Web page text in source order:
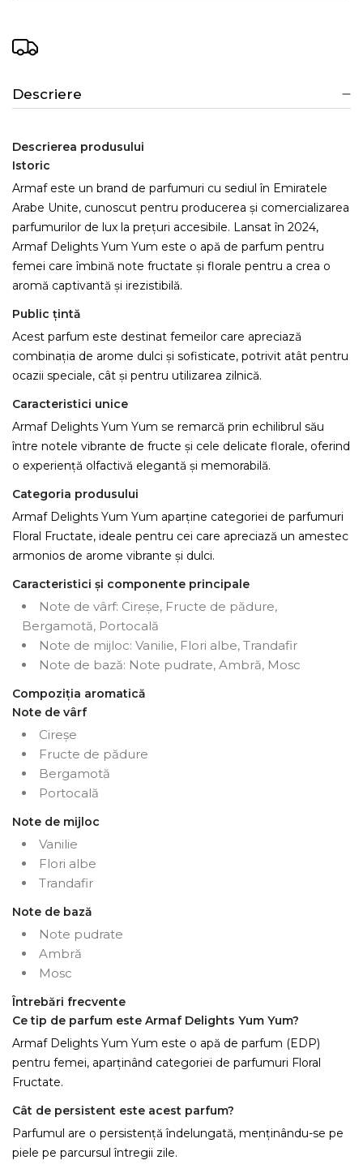
Descriere
Descrierea produsului
Istoric
Armaf este un brand de parfumuri cu sediul în Emiratele
Arabe Unite, cunoscut pentru producerea și comercializarea
parfumurilor de lux la prețuri accesibile. Lansat în 2024,
Armaf Delights Yum Yum este o apă de parfum pentru
femei care îmbină note fructate și florale pentru a crea o
aromă captivantă și irezistibilă.
Public țintă
Acest parfum este destinat femeilor care apreciază
combinația de arome dulci și sofisticate, potrivit atât pentru
ocazii speciale, cât și pentru utilizarea zilnică.
Caracteristici unice
Armaf Delights Yum Yum se remarcă prin echilibrul său
între notele vibrante de fructe și cele delicate florale, oferind
o experiență olfactivă elegantă și memorabilă.
Categoria produsului
Armaf Delights Yum Yum aparține categoriei de parfumuri
Floral Fructate, ideale pentru cei care apreciază un amestec
armonios de arome vibrante și dulci.
Caracteristici și componente principale
Note de vârf: Cireșe, Fructe de pădure,
Bergamotă, Portocală
Note de mijloc: Vanilie, Flori albe, Trandafir
Note de bază: Note pudrate, Ambră, Mosc
Compoziția aromatică
Note de vârf
Cireșe
Fructe de pădure
Bergamotă
Portocală
Note de mijloc
Vanilie
Flori albe
Trandafir
Note de bază
Note pudrate
Ambră
Mosc
Întrebări frecvente
Ce tip de parfum este Armaf Delights Yum Yum?
Armaf Delights Yum Yum este o apă de parfum (EDP)
pentru femei, aparținând categoriei de parfumuri Floral
Fructate.
Cât de persistent este acest parfum?
Parfumul are o persistență îndelungată, menținându-se pe
piele pe parcursul întregii zile.